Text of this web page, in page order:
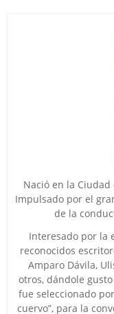
Nació en la
Impulsado por el
de la
Interesado por la
reconocidos
Amparo Dávila,
otros, dándole
fue seleccionado
cuervo”, para la